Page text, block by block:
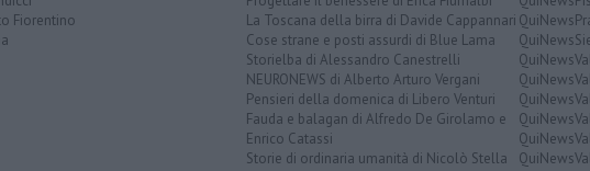
Fiorentino
La Toscana della birra di Davide Cappannari
Cose strane e posti assurdi di Blue Lama
Storielba di Alessandro Canestrelli
NEURONEWS di Alberto Arturo Vergani
Pensieri della domenica di Libero Venturi
Fauda e balagan di Alfredo De Girolamo e
Enrico Catassi
Storie di ordinaria umanità di Nicolò Stella